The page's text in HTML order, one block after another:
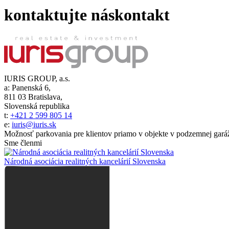
kontaktujte náskontakt
IURIS GROUP, a.s.
a: Panenská 6,
811 03 Bratislava,
Slovenská republika
t: +421 2 599 805 14
e: iuris@iuris.sk
Možnosť parkovania pre klientov priamo v objekte v podzemnej
Sme členmi
Národná asociácia realitných kancelárií Slovenska